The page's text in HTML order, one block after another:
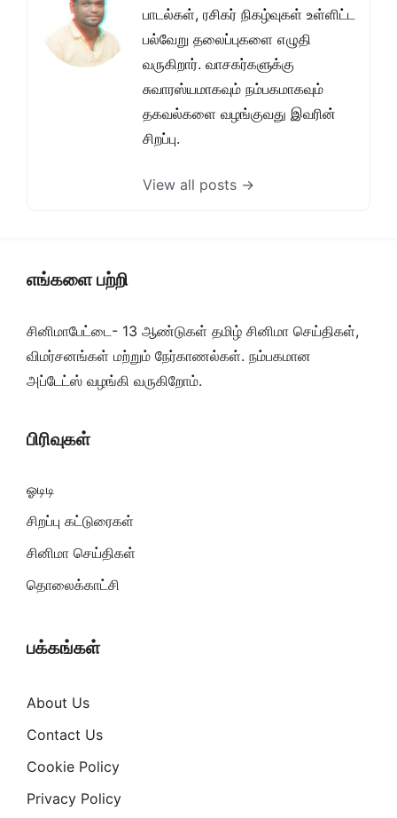
பாடல்கள், ரசிகர் நிகழ்வுகள் உள்ளிட்ட
பல்வேறு தலைப்புகளை எழுதி
வருகிறார். வாசகர்களுக்கு
சுவாரஸ்யமாகவும் நம்பகமாகவும்
தகவல்களை வழங்குவது இவரின்
சிறப்பு.
View all posts →
எங்களை பற்றி
சினிமாபேட்டை- 13 ஆண்டுகள் தமிழ் சினிமா செய்திகள்,
விமர்சனங்கள் மற்றும் நேர்காணல்கள். நம்பகமான
அப்டேட்ஸ் வழங்கி வருகிறோம்.
பிரிவுகள்
ஓடிடி
சிறப்பு கட்டுரைகள்
சினிமா செய்திகள்
தொலைக்காட்சி
பக்கங்கள்
About Us
Contact Us
Cookie Policy
Privacy Policy